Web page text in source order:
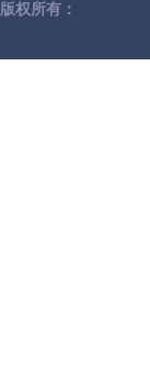
版权所有：